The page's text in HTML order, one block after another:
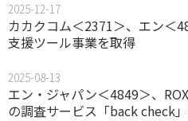
2025-12-17
カカクコム＜2371＞、エン＜
支援ツール事業を取得
2025-08-13
エン・ジャパン＜4849＞、
の調査サービス「back check